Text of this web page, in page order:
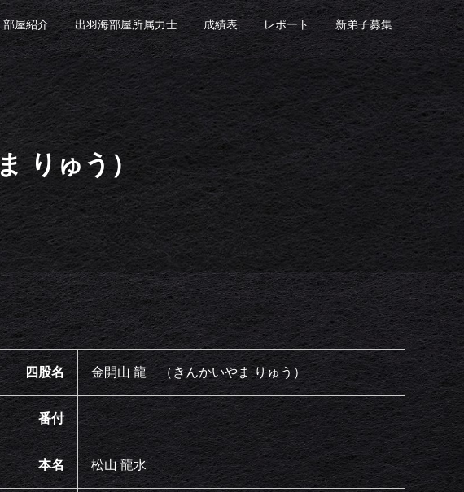
部屋紹介 出羽海部屋所属力士 成績表 レポート 新弟子募集
りゅう）
四股名 金開山 龍 （きんかいやま りゅう）
番付
本名 松山 龍水